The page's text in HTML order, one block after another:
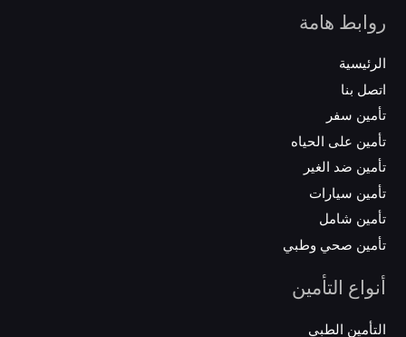
روابط هامة
الرئيسية
اتصل بنا
تأمين سفر
تأمين على الحياه
تأمين ضد الغير
تأمين سيارات
تأمين شامل
تأمين صحي وطبي
أنواع التأمين
التأمين الطبي